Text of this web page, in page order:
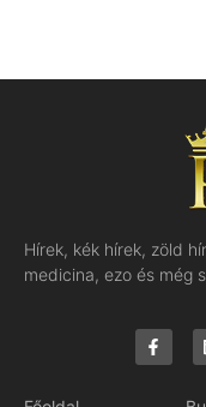
Hírek, kék hírek, zöld
medicina, ezo és még